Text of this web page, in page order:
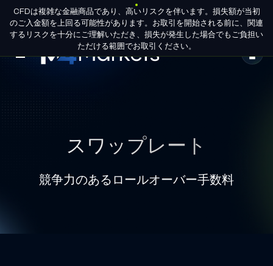
グループライセンス
JA
パートナー申
請
CFDは複雑な金融商品であり、高いリスクを伴います。損失額が当初
のご入金額を上回る可能性があります。お取引を開始される前に、関連
するリスクを十分にご理解いただき、損失が発生した場合でもご負担い
ただける範囲でお取引ください。
M4Markets
CFD
Regulated
Broker
スワップレート
競争力のあるロールオーバー手数料